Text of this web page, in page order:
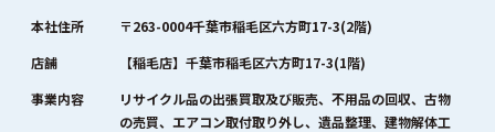
本社住所
〒263-0004千葉市稲毛区六方町17-3(2階)
店舗
【稲毛店】千葉市稲毛区六方町17-3(1階)
事業内容
リサイクル品の出張買取及び販売、不用品の回収、古物
の売買、エアコン取付取り外し、遺品整理、建物解体工